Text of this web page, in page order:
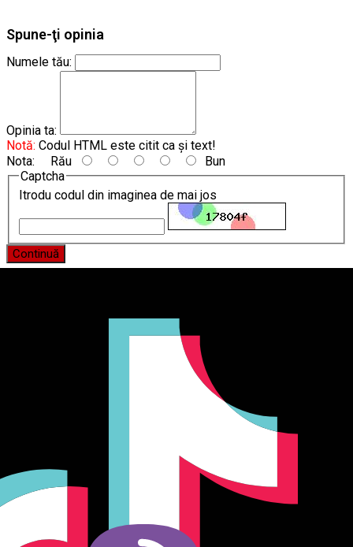
Spune-ţi opinia
Numele tău:
Opinia ta:
Notă: Codul HTML este citit ca şi text!
Nota: Rău
Bun
Captcha
Itrodu codul din imaginea de mai jos
Continuă
Producător și importator de mobilier în Chișinău. Descoperă
dormitor și grădină. Calitate, funcționalitate și design
modern pentru orice spațiu.Îți punem la dispoziție soluții
complete de amenajare direct de la producător, cu garanție
extinsă și consultanță gratuită pentru proiectul tău